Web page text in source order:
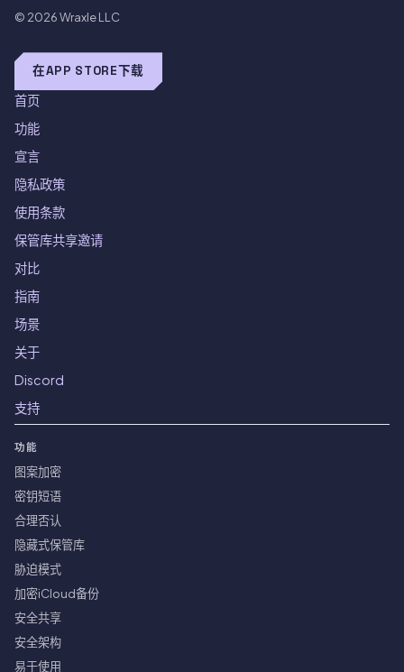
© 2026Wraxle LLC
在APP STORE下载
首页
功能
宣言
隐私政策
使用条款
保管库共享邀请
对比
指南
场景
关于
Discord
支持
功能
图案加密
密钥短语
合理否认
隐藏式保管库
胁迫模式
加密iCloud备份
安全共享
安全架构
易于使用